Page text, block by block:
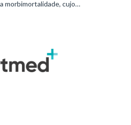
morbimortalidade, cujo